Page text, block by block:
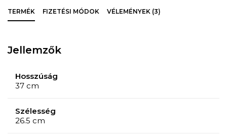
TERMÉK FIZETÉSI MÓDOK VÉLEMÉNYEK (3)
Jellemzők
Hosszúság
37 cm
Szélesség
26.5 cm